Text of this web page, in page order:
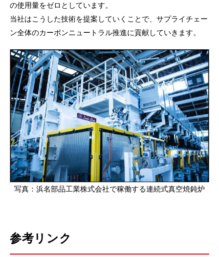
の使用量をゼロとしています。
当社はこうした技術を提案していくことで、サプライチェー
ン全体のカーボンニュートラル推進に貢献していきます。
写真：浜名部品工業株式会社で稼働する連続式真空焼鈍炉
参考リンク